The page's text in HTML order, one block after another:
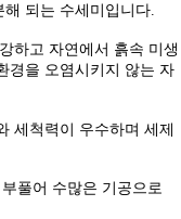
되는 수세미입니다.
하고 자연에서 흙속 미생
경을 오염시키지 않는 자
세척력이 우수하며 세제
풀어 수많은 기공으로